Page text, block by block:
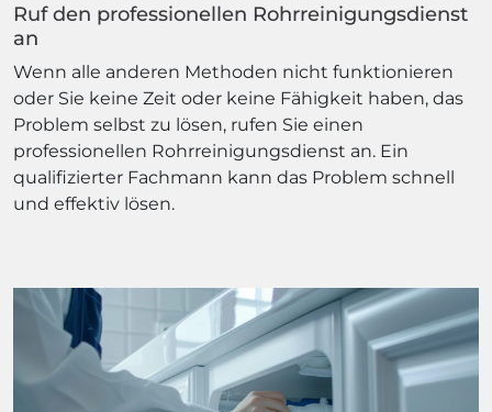
Ruf den professionellen Rohrreinigungsdienst
an
Wenn alle anderen Methoden nicht funktionieren
oder Sie keine Zeit oder keine Fähigkeit haben, das
Problem selbst zu lösen, rufen Sie einen
professionellen Rohrreinigungsdienst an. Ein
qualifizierter Fachmann kann das Problem schnell
und effektiv lösen.